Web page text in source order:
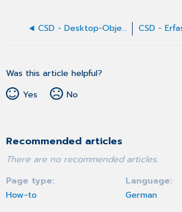
CSD - Desktop-Objekte
Was this article helpful?
Yes
No
Recommended articles
There are no recommended articles.
Page type
How-to
Language
German